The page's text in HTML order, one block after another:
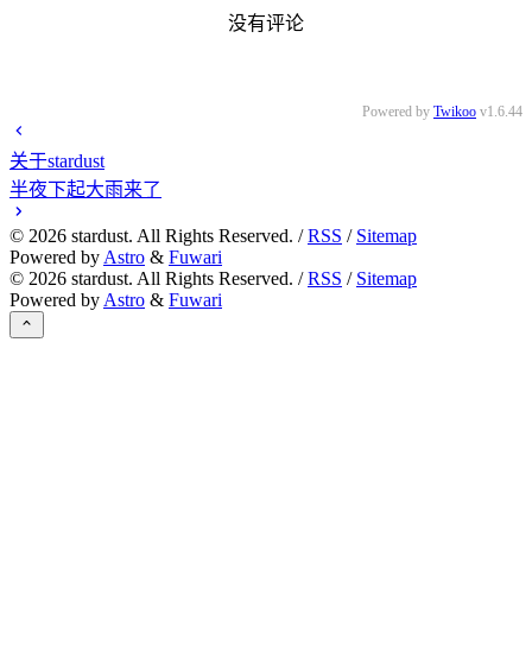
没有评论
Powered by Twikoo v1.6.44
关于stardust
半夜下起大雨来了
© 2026 stardust. All Rights Reserved. /RSS / Sitemap
Powered by Astro & Fuwari
© 2026 stardust. All Rights Reserved. /RSS / Sitemap
Powered by Astro & Fuwari